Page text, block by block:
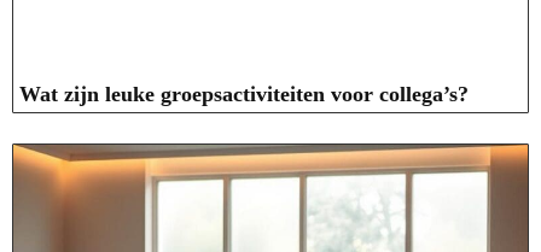
Wat zijn leuke groepsactiviteiten voor collega’s?